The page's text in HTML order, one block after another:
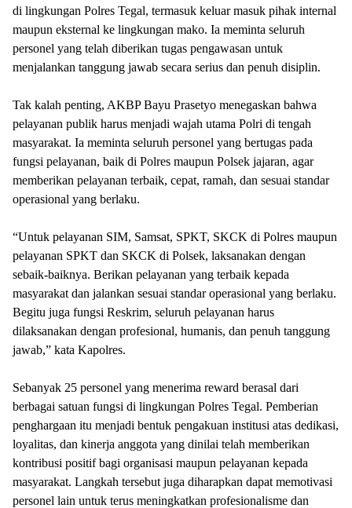
di lingkungan Polres Tegal, termasuk keluar masuk pihak internal
maupun eksternal ke lingkungan mako. Ia meminta seluruh
personel yang telah diberikan tugas pengawasan untuk
menjalankan tanggung jawab secara serius dan penuh disiplin.
Tak kalah penting, AKBP Bayu Prasetyo menegaskan bahwa
pelayanan publik harus menjadi wajah utama Polri di tengah
masyarakat. Ia meminta seluruh personel yang bertugas pada
fungsi pelayanan, baik di Polres maupun Polsek jajaran, agar
memberikan pelayanan terbaik, cepat, ramah, dan sesuai standar
operasional yang berlaku.
“Untuk pelayanan SIM, Samsat, SPKT, SKCK di Polres maupun
pelayanan SPKT dan SKCK di Polsek, laksanakan dengan
sebaik-baiknya. Berikan pelayanan yang terbaik kepada
masyarakat dan jalankan sesuai standar operasional yang berlaku.
Begitu juga fungsi Reskrim, seluruh pelayanan harus
dilaksanakan dengan profesional, humanis, dan penuh tanggung
jawab,” kata Kapolres.
Sebanyak 25 personel yang menerima reward berasal dari
berbagai satuan fungsi di lingkungan Polres Tegal. Pemberian
penghargaan itu menjadi bentuk pengakuan institusi atas dedikasi,
loyalitas, dan kinerja anggota yang dinilai telah memberikan
kontribusi positif bagi organisasi maupun pelayanan kepada
masyarakat. Langkah tersebut juga diharapkan dapat memotivasi
personel lain untuk terus meningkatkan profesionalisme dan